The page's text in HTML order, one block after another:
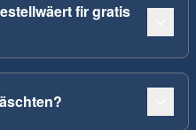
fir gratis